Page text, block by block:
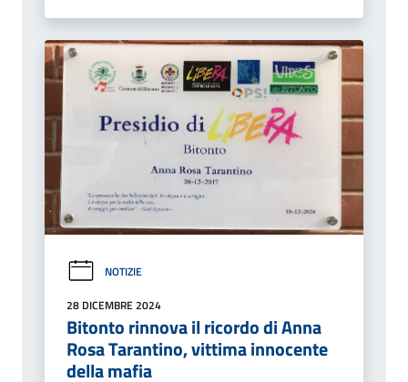
NOTIZIE
28 DICEMBRE 2024
Bitonto rinnova il ricordo di Anna
Rosa Tarantino, vittima innocente
della mafia